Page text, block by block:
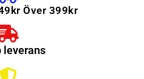
Över 399kr
leverans